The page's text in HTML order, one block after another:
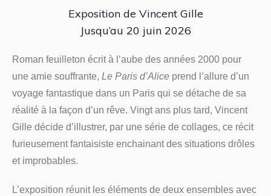
Exposition de Vincent Gille
Jusqu’au 20 juin 2026
Roman feuilleton écrit à l’aube des années 2000 pour
une amie souffrante, Le Paris d’Alice prend l’allure d’un
voyage fantastique dans un Paris qui se détache de sa
réalité à la façon d’un rêve. Vingt ans plus tard, Vincent
Gille décide d’illustrer, par une série de collages, ce récit
furieusement fantaisiste enchainant des situations drôles
et improbables.
L’exposition réunit les éléments de deux ensembles avec